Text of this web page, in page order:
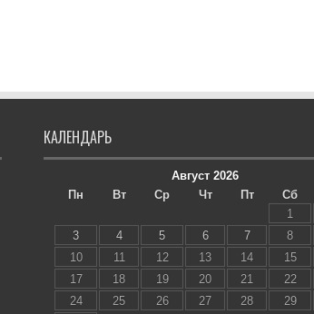
КАЛЕНДАРЬ
Август 2026
Пн
Вт Ср Чт Пт Сб
1
3
4 5 6 7 8
10
11 12 13 14 15
17
18 19 20 21 22
24
25 26 27 28 29